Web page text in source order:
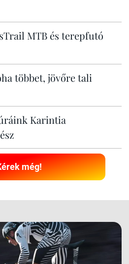
MTB és terepfutó
többet, jövőre tali
Karintia
még!